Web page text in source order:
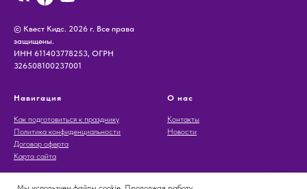
© Квест Кидс. 2026 г. Все права
защищены.
ИНН 611403778253, ОГРН
326508100237001
Навигация
Как подготовиться к празднику
Политика конфиденциальности
Договор оферта
Карта сайта
О нас
Контакты
Новости